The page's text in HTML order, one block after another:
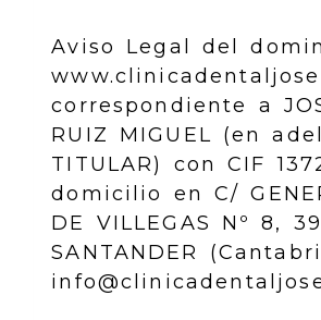
Aviso Legal del
correspondiente a
RUIZ MIGUEL (en
TITULAR) conCIF
domicilio enC/
DE VILLEGAS Nº 8,
SANTANDER
(